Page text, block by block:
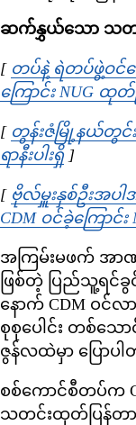
ဆက်နွှယ်သော သတင်
[ တပ်နဲ့ ရဲတပ်ဖွဲ့ဝင်တွ
ကြောင်း NUG ထုတ်
[ တွန်းဇံမြို့နယ်တွင်
ရာနီးပါးရှိOpens in
]
[ ဗိုလ်မှူးနှစ်ဦးအပ
CDM ဝင်ခဲ့ကြောင်
အကြမ်းမဖက် အာ
ဖြစ်တဲ့ ပြည်သူ့ရင်
နောက် CDM ဝင်
စုစုပေါင်း တစ်သေ
ဇွန်လထဲမှာ ပြောပ
စစ်ကောင်စီတပ်က
သတင်းထုတ်ပြန်တ